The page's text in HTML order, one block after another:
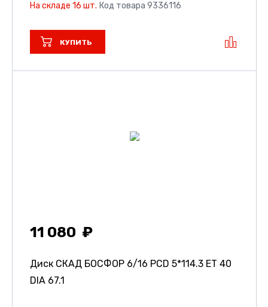
На складе 16 шт. Код товара 9336116
КУПИТЬ
11 080
Диск СКАД БОСФОР 6/16 PCD 5*114.3 ET 40
DIA 67.1